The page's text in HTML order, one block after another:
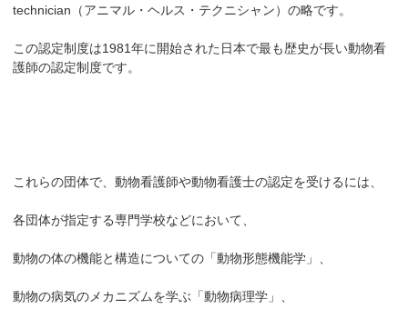
technician（アニマル・ヘルス・テクニシャン）の略です。
この認定制度は1981年に開始された日本で最も歴史が長い動物看
護師の認定制度です。
これらの団体で、動物看護師や動物看護士の認定を受けるには、
各団体が指定する専門学校などにおいて、
動物の体の機能と構造についての「動物形態機能学」、
動物の病気のメカニズムを学ぶ「動物病理学」、